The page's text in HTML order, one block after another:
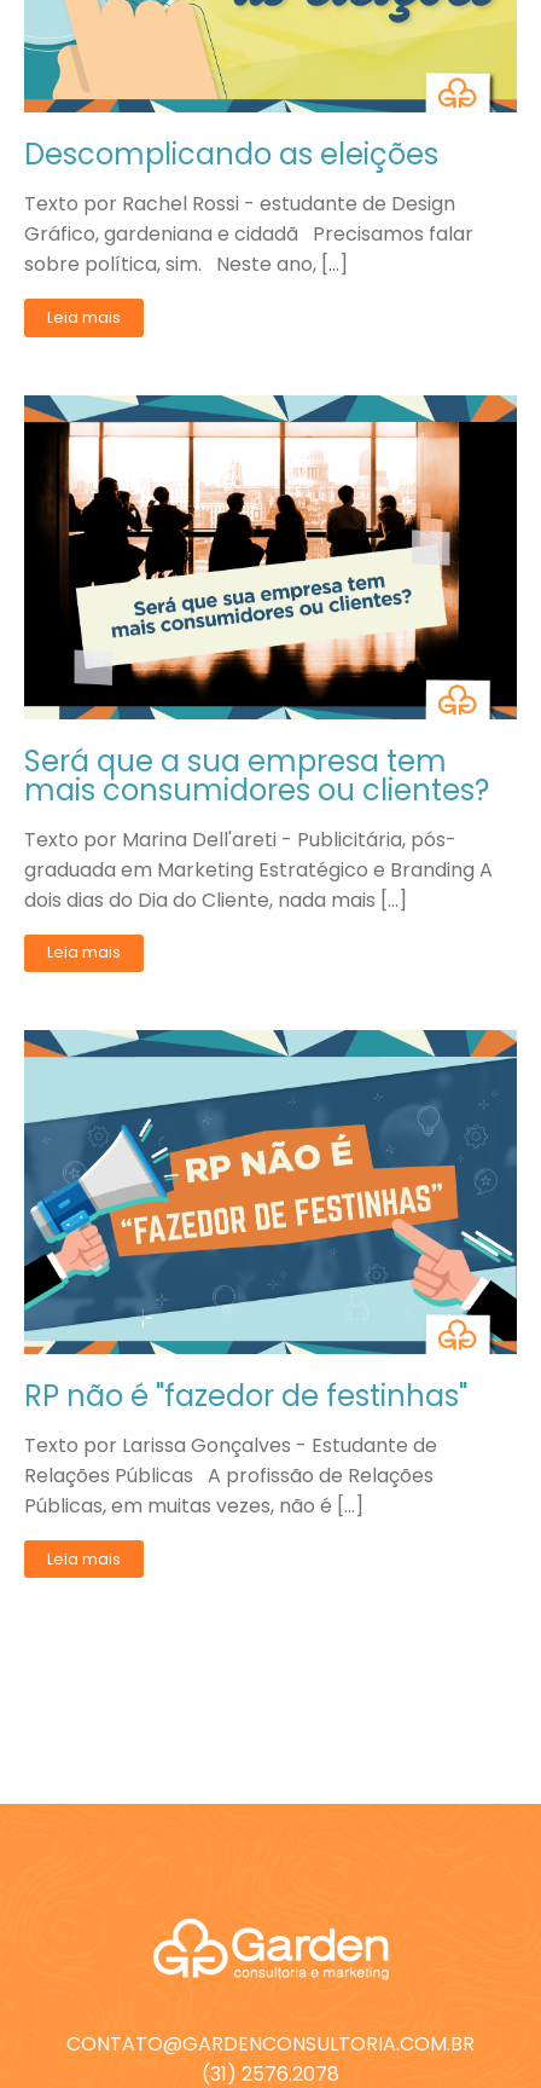
Descomplicando as eleições
Texto por Rachel Rossi - estudante de Design
Gráfico, gardeniana e cidadã Precisamos falar
sobre política, sim. Neste ano, […]
Leia mais
Será que a sua empresa tem
mais consumidores ou clientes?
Texto por Marina Dell'areti - Publicitária, pós-
graduada em Marketing Estratégico e Branding A
dois dias do Dia do Cliente, nada mais […]
Leia mais
RP não é "fazedor de festinhas"
Texto por Larissa Gonçalves - Estudante de
Relações Públicas A profissão de Relações
Públicas, em muitas vezes, não é […]
Leia mais
CONTATO@GARDENCONSULTORIA.COM.BR
(31) 2576.2078